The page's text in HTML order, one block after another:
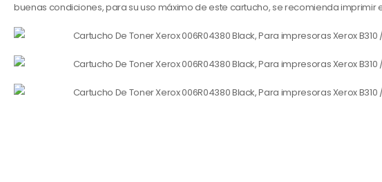
buenas condiciones, para su uso máximo de este cartucho, se recomienda imprimir